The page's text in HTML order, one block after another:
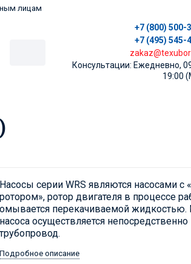
лицам
+7 (800) 500-
+7 (495) 545-
Консультации: Ежедневно,
19:00
Насосы серии WRS являются насосами
ротором», ротор двигателя в процессе
омывается перекачиваемой жидкостью.
насоса осуществляется непосредственно
трубопровод.
Подробное описание